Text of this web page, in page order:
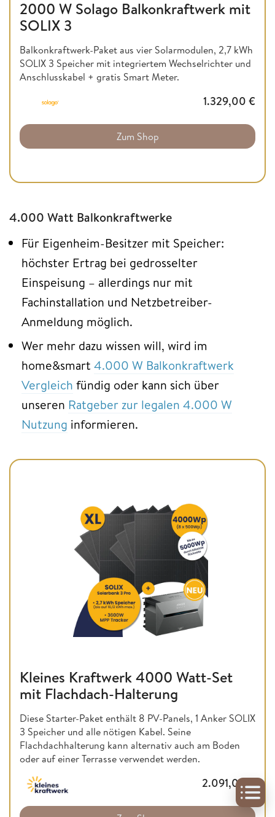
2000 W Solago Balkonkraftwerk mit
SOLIX 3
Balkonkraftwerk-Paket aus vier Solarmodulen, 2,7 kWh
SOLIX 3 Speicher mit integriertem Wechselrichter und
Anschlusskabel + gratis Smart Meter.
1.329,00 €
Zum Shop
4.000 Watt Balkonkraftwerke
Für Eigenheim-Besitzer mit Speicher:
höchster Ertrag bei gedrosselter
Einspeisung – allerdings nur mit
Fachinstallation und Netzbetreiber-
Anmeldung möglich.
Wer mehr dazu wissen will, wird im
home&smart 4.000 W Balkonkraftwerk
Vergleich fündig oder kann sich über
unseren Ratgeber zur legalen 4.000 W
Nutzung informieren.
Kleines Kraftwerk 4000 Watt-Set
mit Flachdach-Halterung
Diese Starter-Paket enthält 8 PV-Panels, 1 Anker SOLIX
3 Speicher und alle nötigen Kabel. Seine
Flachdachhalterung kann alternativ auch am Boden
oder auf einer Terrasse verwendet werden.
2.091,00€